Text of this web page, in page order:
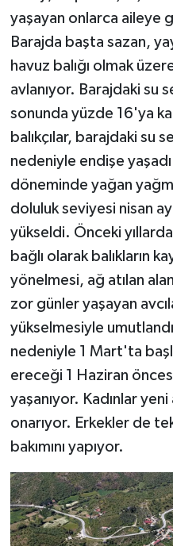
yaşayan onlarca aileye
Barajda başta sazan,
havuz balığı olmak
avlanıyor. Barajdaki su
sonunda yüzde 16'ya
balıkçılar, barajdaki su
nedeniyle endişe
döneminde yağan
doluluk seviyesi nisan
yükseldi. Önceki
bağlı olarak balıkların
yönelmesi, ağ atılan
zor günler yaşayan
yükselmesiyle
nedeniyle 1 Mart'ta
ereceği 1 Haziran
yaşanıyor. Kadınlar
onarıyor. Erkekler de
bakımını yapıyor.